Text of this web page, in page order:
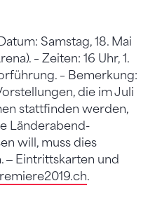
Samstag, 18. Mai
– Zeiten: 16 Uhr, 1.
– Bemerkung:
die im Juli
stattfinden werden,
Länderabend-
will, muss dies
‒ Eintrittskarten und
.